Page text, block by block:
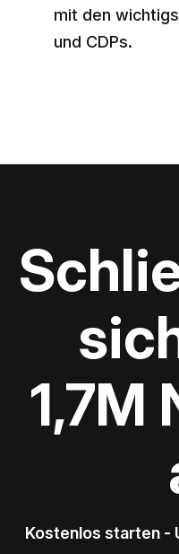
mit den
und CDPs.
1,7M
Kostenlos starten -